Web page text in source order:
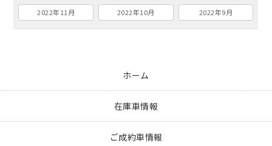
2022年11月 2022年10月 2022年9月
ホーム
在庫車情報
ご成約車情報